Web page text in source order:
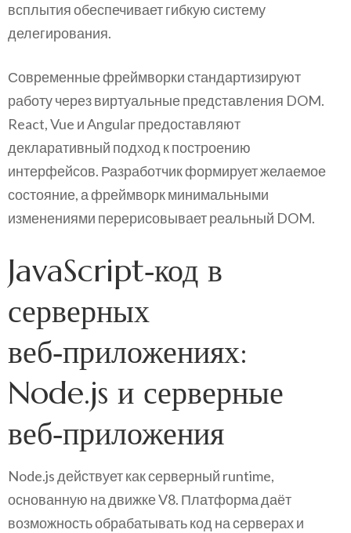
всплытия обеспечивает гибкую систему
делегирования.
Современные фреймворки стандартизируют
работу через виртуальные представления DOM.
React, Vue и Angular предоставляют
декларативный подход к построению
интерфейсов. Разработчик формирует желаемое
состояние, а фреймворк минимальными
изменениями перерисовывает реальный DOM.
JavaScript‑код в
серверных
веб‑приложениях:
Node.js и серверные
веб‑приложения
Node.js действует как серверный runtime,
основанную на движке V8. Платформа даёт
возможность обрабатывать код на серверах и